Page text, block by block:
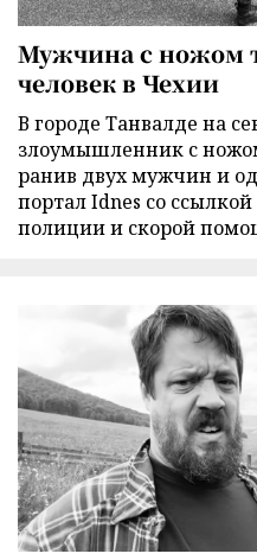
Мужчина с ножом
человек в Чехии
В городе Танвалде на
злоумышленник с
ранив двух мужчин и
портал Idnes со
полиции и скорой